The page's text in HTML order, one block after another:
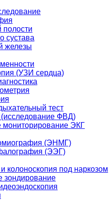
сустава
железы
(УЗИ сердца)
тест
ФВД)
мониторирование ЭКГ
(ЭНМГ)
(ЭЭГ)
и колоноскопия под наркозом
зондирование